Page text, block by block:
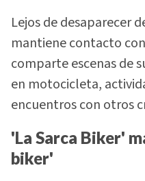
Lejos de desaparecer
mantiene contacto
comparte escenas de
en motocicleta,
encuentros con otros
'La Sarca Biker'
biker'